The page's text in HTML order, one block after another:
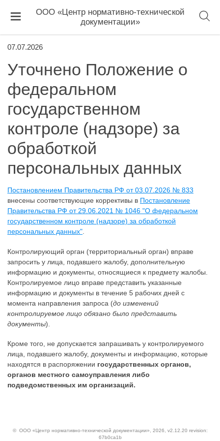
ООО «Центр нормативно-технической
документации»
07.07.2026
Уточнено Положение о
федеральном
государственном
контроле (надзоре) за
обработкой
персональных данных
Постановлением Правительства РФ от 03.07.2026 № 833
внесены соответствующие коррективы в Постановление
Правительства РФ от 29.06.2021 № 1046 "О федеральном
государственном контроле (надзоре) за обработкой
персональных данных"
Контролирующий орган (территориальный орган) вправе
запросить у лица, подавшего жалобу, дополнительную
информацию и документы, относящиеся к предмету жалобы.
Контролируемое лицо вправе представить указанные
информацию и документы в течение 5 рабочих дней с
момента направления запроса (до изменений
контролируемое лицо обязано было представить
документы).
Кроме того, не допускается запрашивать у контролируемого
лица, подавшего жалобу, документы и информацию, которые
находятся в распоряжении государственных органов,
органов местного самоуправления либо
подведомственных им организаций.
© ООО «Центр нормативно-технической документации» , 2026, v2.12.20 revision:
67b0ca1b